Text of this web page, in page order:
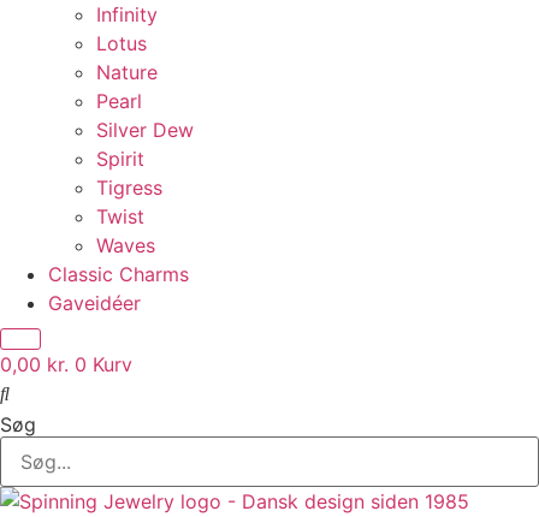
Infinity
Lotus
Nature
Pearl
Silver Dew
Spirit
Tigress
Twist
Waves
Classic Charms
Gaveidéer
0,00 kr. 0 Kurv
Søg